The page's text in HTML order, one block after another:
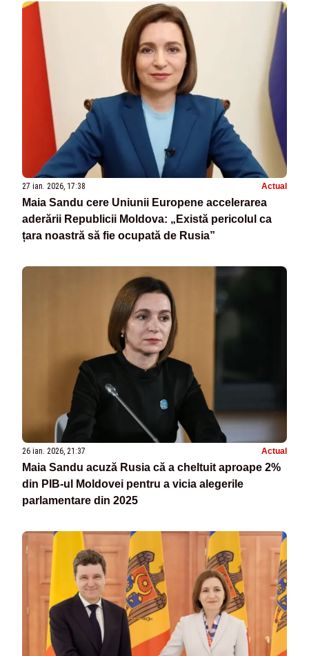
27 ian. 2026, 17:38 Actual
Maia Sandu cere Uniunii Europene accelerarea
aderării Republicii Moldova: „Există pericolul ca
țara noastră să fie ocupată de Rusia”
26 ian. 2026, 21:37 Actual
Maia Sandu acuză Rusia că a cheltuit aproape 2%
din PIB-ul Moldovei pentru a vicia alegerile
parlamentare din 2025